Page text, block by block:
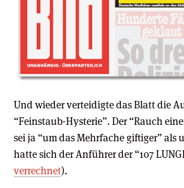
Und wieder verteidigte das Blatt die
“Feinstaub-Hysterie”. Der “Rauch
sei ja “um das Mehrfache giftiger” als
hatte sich der Anführer der “107
verrechnet).